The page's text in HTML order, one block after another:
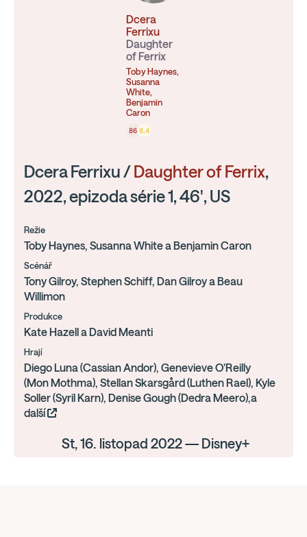
Dcera
Ferrixu
Daughter
of Ferrix
Toby Haynes,
Susanna
White,
Benjamin
Caron
86 8.4
Dcera Ferrixu / Daughter of Ferrix,
2022, epizoda série 1, 46', US
Režie
Toby Haynes, Susanna White a Benjamin Caron
Scénář
Tony Gilroy, Stephen Schiff, Dan Gilroy a Beau
Willimon
Produkce
Kate Hazell a David Meanti
Hrají
Diego Luna (Cassian Andor), Genevieve O'Reilly
(Mon Mothma), Stellan Skarsgård (Luthen Rael), Kyle
Soller (Syril Karn), Denise Gough (Dedra Meero),a
další
St, 16. listopad 2022 — Disney+